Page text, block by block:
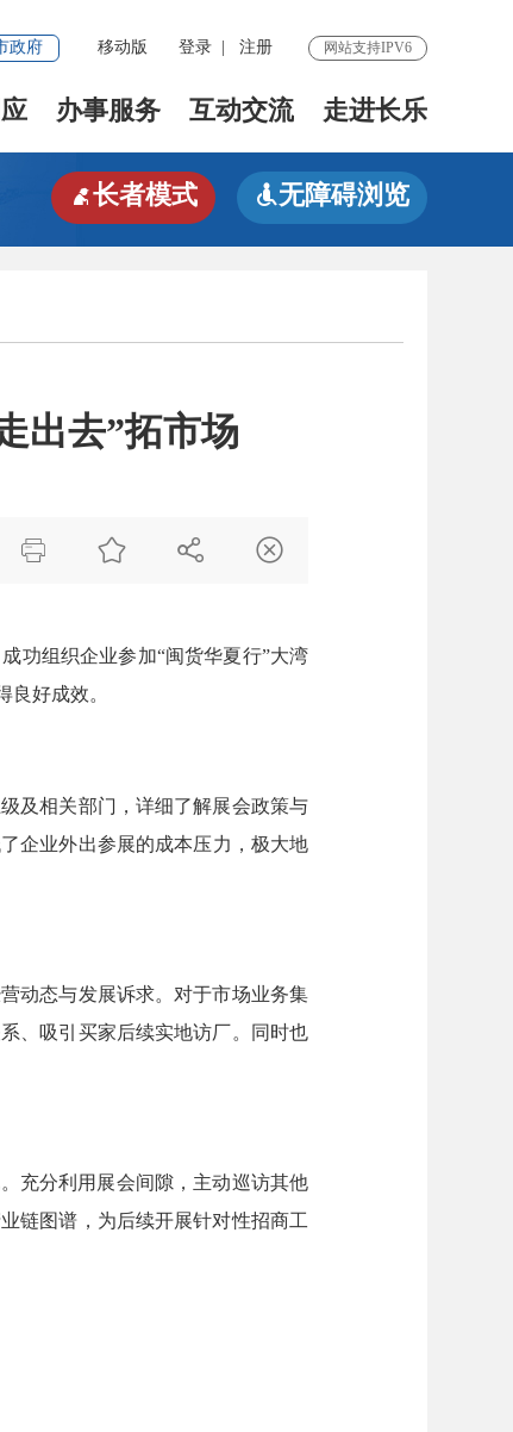
政府 移动版 登录 注册 网站支持IPV6
办事服务 互动交流 走进长乐
长者模式 无障碍浏览
出去”拓市场
   
成功组织企业参加“闽货华夏行”大湾
好成效。
及相关部门，详细了解展会政策与
企业外出参展的成本压力，极大地
动态与发展诉求。对于市场业务集
、吸引买家后续实地访厂。同时也
充分利用展会间隙，主动巡访其他
链图谱 ，为后续开展针对性招商工